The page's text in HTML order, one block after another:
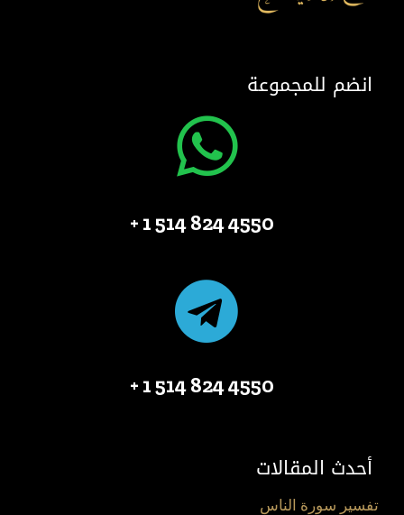
انضم للمجموعة
4550 824 514 1 +
4550 824 514 1 +
أحدث المقالات
تفسير سورة الناس